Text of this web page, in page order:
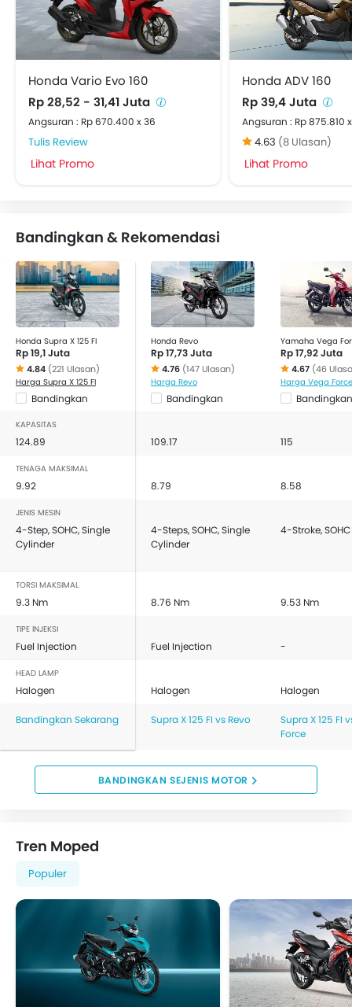
Honda Vario Evo 160
Rp 28,52 - 31,41 Juta
Angsuran : Rp 670.400 x 36
Tulis Review
Lihat Promo
Honda ADV 160
Rp 39,4 Juta
Angsuran : Rp 875.810
4.63 (8 Ulasan)
Lihat Promo
Bandingkan & Rekomendasi
Honda Supra X 125 FI
Rp 19,1 Juta
4.84 (221 Ulasan)
Harga Supra X 125 FI
Bandingkan
Honda Revo
Rp 17,73 Juta
4.76 (147 Ulasan)
Harga Revo
Bandingkan
Yamaha Vega
Rp 17,92 Juta
4.67 (46
Harga Vega Force
Bandingkan
KAPASITAS
124.89 109.17 115
TENAGA MAKSIMAL
9.92 8.79 8.58
JENIS MESIN
4-Step, SOHC, Single
Cylinder
4-Steps, SOHC, Single
Cylinder
4-Stroke, SOHC
TORSI MAKSIMAL
9.3 Nm 8.76 Nm 9.53 Nm
TIPE INJEKSI
Fuel Injection Fuel Injection -
HEAD LAMP
Halogen Halogen Halogen
Bandingkan Sekarang Supra X 125 FI vs Revo
Supra X 125 FI
Force
BANDINGKAN SEJENIS MOTOR
Tren Moped
Populer